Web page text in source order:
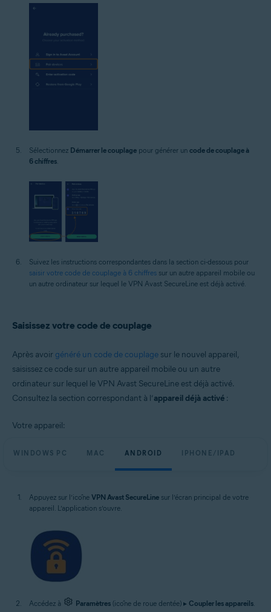
Sélectionnez Démarrer le couplage pour générer un code de couplage à
6 chiffres.
Suivez les instructions correspondantes dans la section ci-dessous pour
saisir votre code de couplage à 6 chiffres sur un autre appareil mobile ou
un autre ordinateur sur lequel le VPN Avast SecureLine est déjà activé.
Saisissez votre code de couplage
Après avoir généré un code de couplage sur le nouvel appareil,
saisissez ce code sur un autre appareil mobile ou un autre
ordinateur sur lequel le VPN Avast SecureLine est déjà activé.
Consultez la section correspondant à l’appareil déjà activé :
Votre appareil:
WINDOWS PC MAC ANDROID IPHONE/IPAD
Appuyez sur l’icône VPN Avast SecureLine sur l’écran principal de votre
appareil. L’application s’ouvre.
Accédez à Paramètres (icône de roue dentée) ▸ Coupler les appareils.